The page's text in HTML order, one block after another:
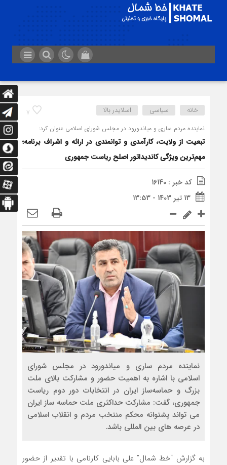
7 خانه سیاسی اسلایدر بالا
نماینده مردم ساری و میاندورود در مجلس شورای اسلامی عنوان کرد:
تبعیت از ولایت، کارآمدی و توانمندی در ارائه و اشراف برنامه؛
مهم‌ترین ویژگی کاندیداتور اصلح ریاست جمهوری
کد خبر : 16140
13 تیر 1403 - 13:53
نماینده مردم ساری و میاندورود در مجلس شورای
اسلامی با اشاره به اهمیت حضور و مشارکت بالای ملت
بزرگ و حماسه‌ساز ایران در انتخابات دور دوم ریاست
جمهوری، گفت: مشارکت حداکثری ملت حماسه ساز ایران
می تواند پشتوانه محکم منتخب مردم و انقلاب اسلامی
در عرصه های بین المللی باشد.
به گزارش “خط شمال” علی بابایی کارنامی با تقدیر از حضور